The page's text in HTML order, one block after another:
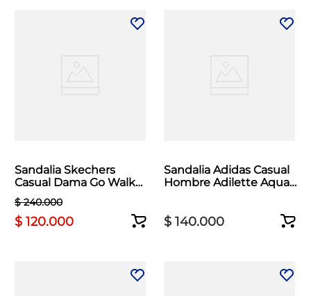
Sandalia Skechers
Casual Dama Go Walk
Flex Negro
$ 240.000
$ 120.000
Sandalia Adidas Casual
Hombre Adilette Aqua
$ 140.000